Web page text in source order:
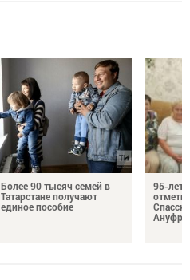
Более 90 тысяч семей в
Татарстане получают
единое пособие
95-